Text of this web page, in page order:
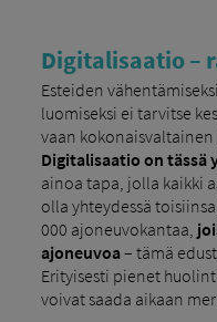
Digitalisaatio –
Esteiden
luomiseksi ei tarvitse
vaan
Digitalisaatio on tässä
ainoa tapa, jolla kaikki
olla yhteydessä
000 ajoneuvokantaa,
ajoneuvoa– tämä
Erityisesti pienet
voivat saada aikaan